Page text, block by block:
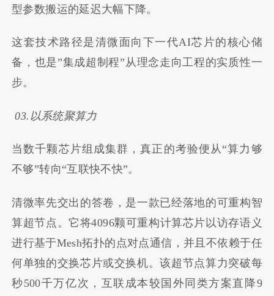
型参数搬运的延迟大幅下降。
这套技术路径是清微面向下一代AI芯片的核心储
备，也是”集成超制程”从理念走向工程的实质性一
步。
03.以系统聚算力
当数千颗芯片组成集群，真正的考验便从“算力够
不够”转向“互联快不快”。
清微率先交出的答卷，是一款已经落地的可重构智
算超节点。它将4096颗可重构计算芯片以访存语义
进行基于Mesh拓扑的点对点通信，并且不依赖于任
何单独的交换芯片或交换机。该超节点算力突破每
秒500千万亿次，互联成本较国外同类方案直降9